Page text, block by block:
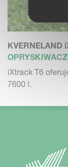
KVERNELAND
iXtrack T6
7600 l.